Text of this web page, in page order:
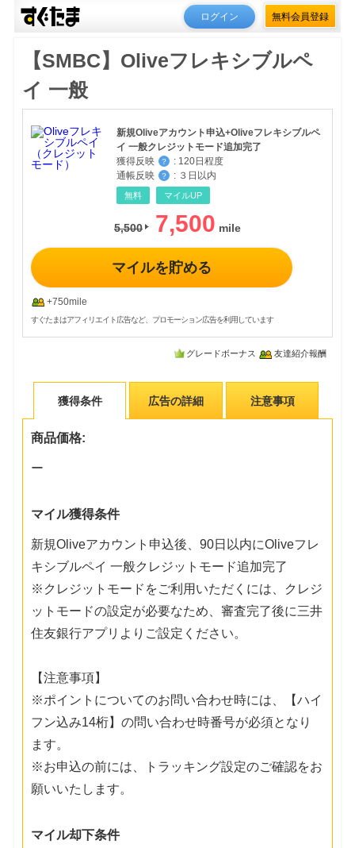
ログイン 無料会員登録
【SMBC】Oliveフレキシブルペ
イ 一般
新規Oliveアカウント申込+Oliveフレキシブルペ
イ 一般クレジットモード追加完了
獲得反映
？ : 120日程度
通帳反映
？ : ３日以内
無料 マイルUP
5,500 7,500
マイルを貯める
+750mile
すぐたまはアフィリエイト広告など、プロモーション広告を利用しています
グレードボーナス 友達紹介報酬
獲得条件 広告の詳細 注意事項
商品価格:
ー
マイル獲得条件
新規Oliveアカウント申込後、90日以内にOliveフレ
キシブルペイ 一般クレジットモード追加完了
※クレジットモードをご利用いただくには、クレジ
ットモードの設定が必要なため、審査完了後に三井
住友銀行アプリよりご設定ください。
【注意事項】
※ポイントについてのお問い合わせ時には、【ハイ
フン込み14桁】の問い合わせ時番号が必須となり
ます。
※お申込の前には、トラッキング設定のご確認をお
願いいたします。
マイル却下条件